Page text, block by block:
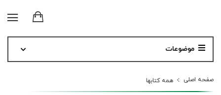
موضوعات
صفحه اصلی همه کتابها